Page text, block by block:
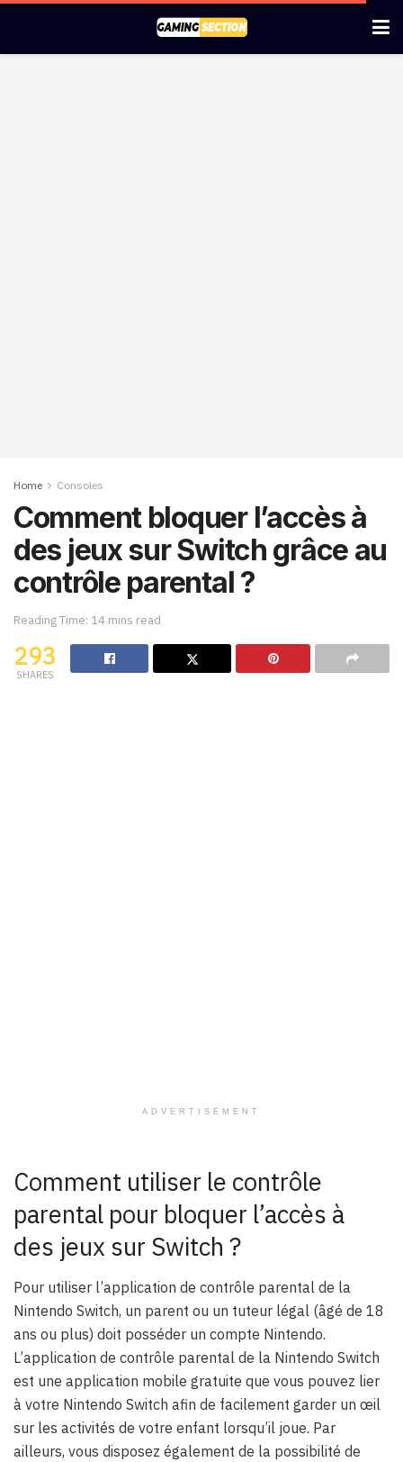
Home Consoles
Comment bloquer l’accès à
des jeux sur Switch grâce au
contrôle parental ?
Reading Time: 14 mins read
293
SHARES
ADVERTISEMENT
Comment utiliser le contrôle
parental pour bloquer l’accès à
des jeux sur Switch ?
Pour utiliser l’application de contrôle parental de la
Nintendo Switch, un parent ou un tuteur légal (âgé de 18
ans ou plus) doit posséder un compte Nintendo.
L’application de contrôle parental de la Nintendo Switch
est une application mobile gratuite que vous pouvez lier
à votre Nintendo Switch afin de facilement garder un œil
sur les activités de votre enfant lorsqu’il joue. Par
ailleurs, vous disposez également de la possibilité de